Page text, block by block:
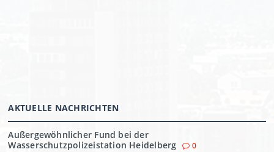
AKTUELLE NACHRICHTEN
Außergewöhnlicher Fund bei der
Wasserschutzpolizeistation Heidelberg
0